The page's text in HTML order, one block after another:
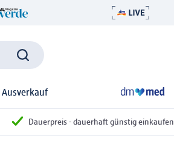
Ausverkauf
Dauerpreis - dauerhaft günstig einkaufen